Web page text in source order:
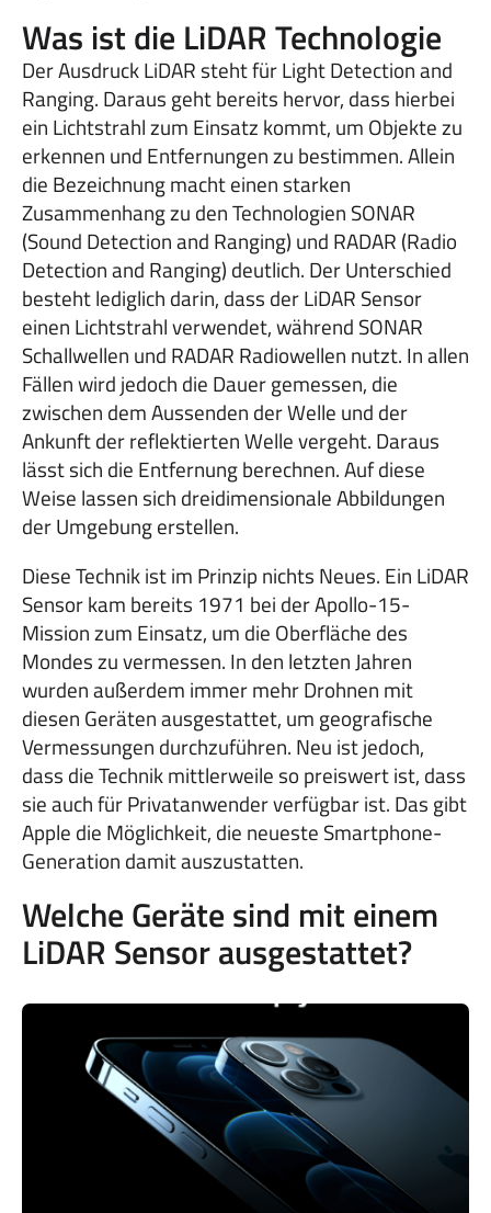
Was ist die LiDAR Technologie
Der Ausdruck LiDAR steht für Light Detection and
Ranging. Daraus geht bereits hervor, dass hierbei
ein Lichtstrahl zum Einsatz kommt, um Objekte zu
erkennen und Entfernungen zu bestimmen. Allein
die Bezeichnung macht einen starken
Zusammenhang zu den Technologien SONAR
(Sound Detection and Ranging) und RADAR (Radio
Detection and Ranging) deutlich. Der Unterschied
besteht lediglich darin, dass der LiDAR Sensor
einen Lichtstrahl verwendet, während SONAR
Schallwellen und RADAR Radiowellen nutzt. In allen
Fällen wird jedoch die Dauer gemessen, die
zwischen dem Aussenden der Welle und der
Ankunft der reflektierten Welle vergeht. Daraus
lässt sich die Entfernung berechnen. Auf diese
Weise lassen sich dreidimensionale Abbildungen
der Umgebung erstellen.
Diese Technik ist im Prinzip nichts Neues. Ein LiDAR
Sensor kam bereits 1971 bei der Apollo-15-
Mission zum Einsatz, um die Oberfläche des
Mondes zu vermessen. In den letzten Jahren
wurden außerdem immer mehr Drohnen mit
diesen Geräten ausgestattet, um geografische
Vermessungen durchzuführen. Neu ist jedoch,
dass die Technik mittlerweile so preiswert ist, dass
sie auch für Privatanwender verfügbar ist. Das gibt
Apple die Möglichkeit, die neueste Smartphone-
Generation damit auszustatten.
Welche Geräte sind mit einem
LiDAR Sensor ausgestattet?